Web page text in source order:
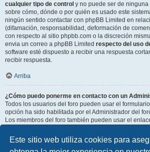
Este sitio web utiliza cookies para
cualquier tipo de control y no puede ser de
sobre cómo, dónde o por quién es usado este
ningún sentido contactar con phpBB Limited en
(difamación, responsabilidad, deformación de
con respecto al sitio phpbb.com o la discreción
envia un correo a phpBB Limited respecto del uso
software esté dispuesto a recibir una respuesta
recibir respuesta.
Arriba
¿Cómo puedo ponerme en contacto con un
Todos los usuarios del foro pueden usar el
opción ha sido habilitada por el Administrador del
Los miembros del foro también pueden usar el
Arriba